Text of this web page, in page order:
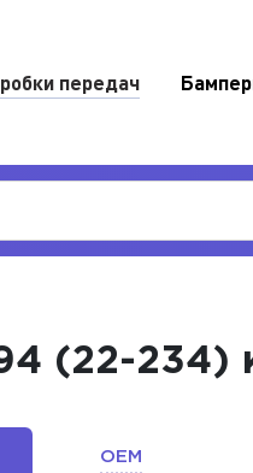
передач
(22-234)
OEM